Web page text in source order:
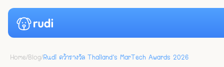
Home/Blog/Rudi คว้ารางวัล Thailand’s MarTech Awards 2026